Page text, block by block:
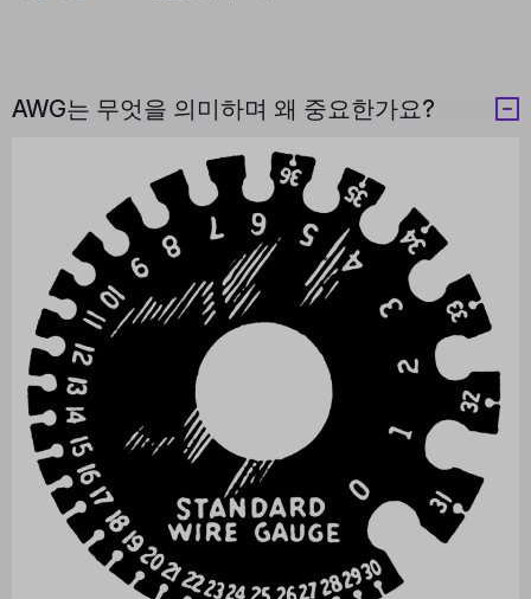
AWG는 무엇을 의미하며 왜 중요한가요?